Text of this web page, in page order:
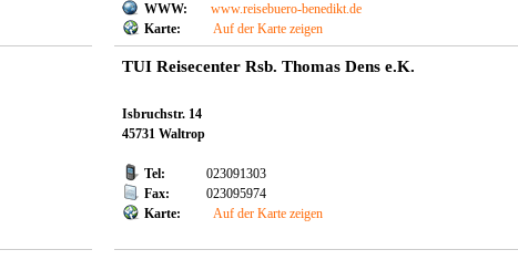
WWW:
www.reisebuero-benedikt.de
Karte:
Auf der Karte zeigen
TUI Reisecenter Rsb. Thomas Dens e.K.
Isbruchstr. 14
45731 Waltrop
Tel:
023091303
Fax:
023095974
Karte:
Auf der Karte zeigen